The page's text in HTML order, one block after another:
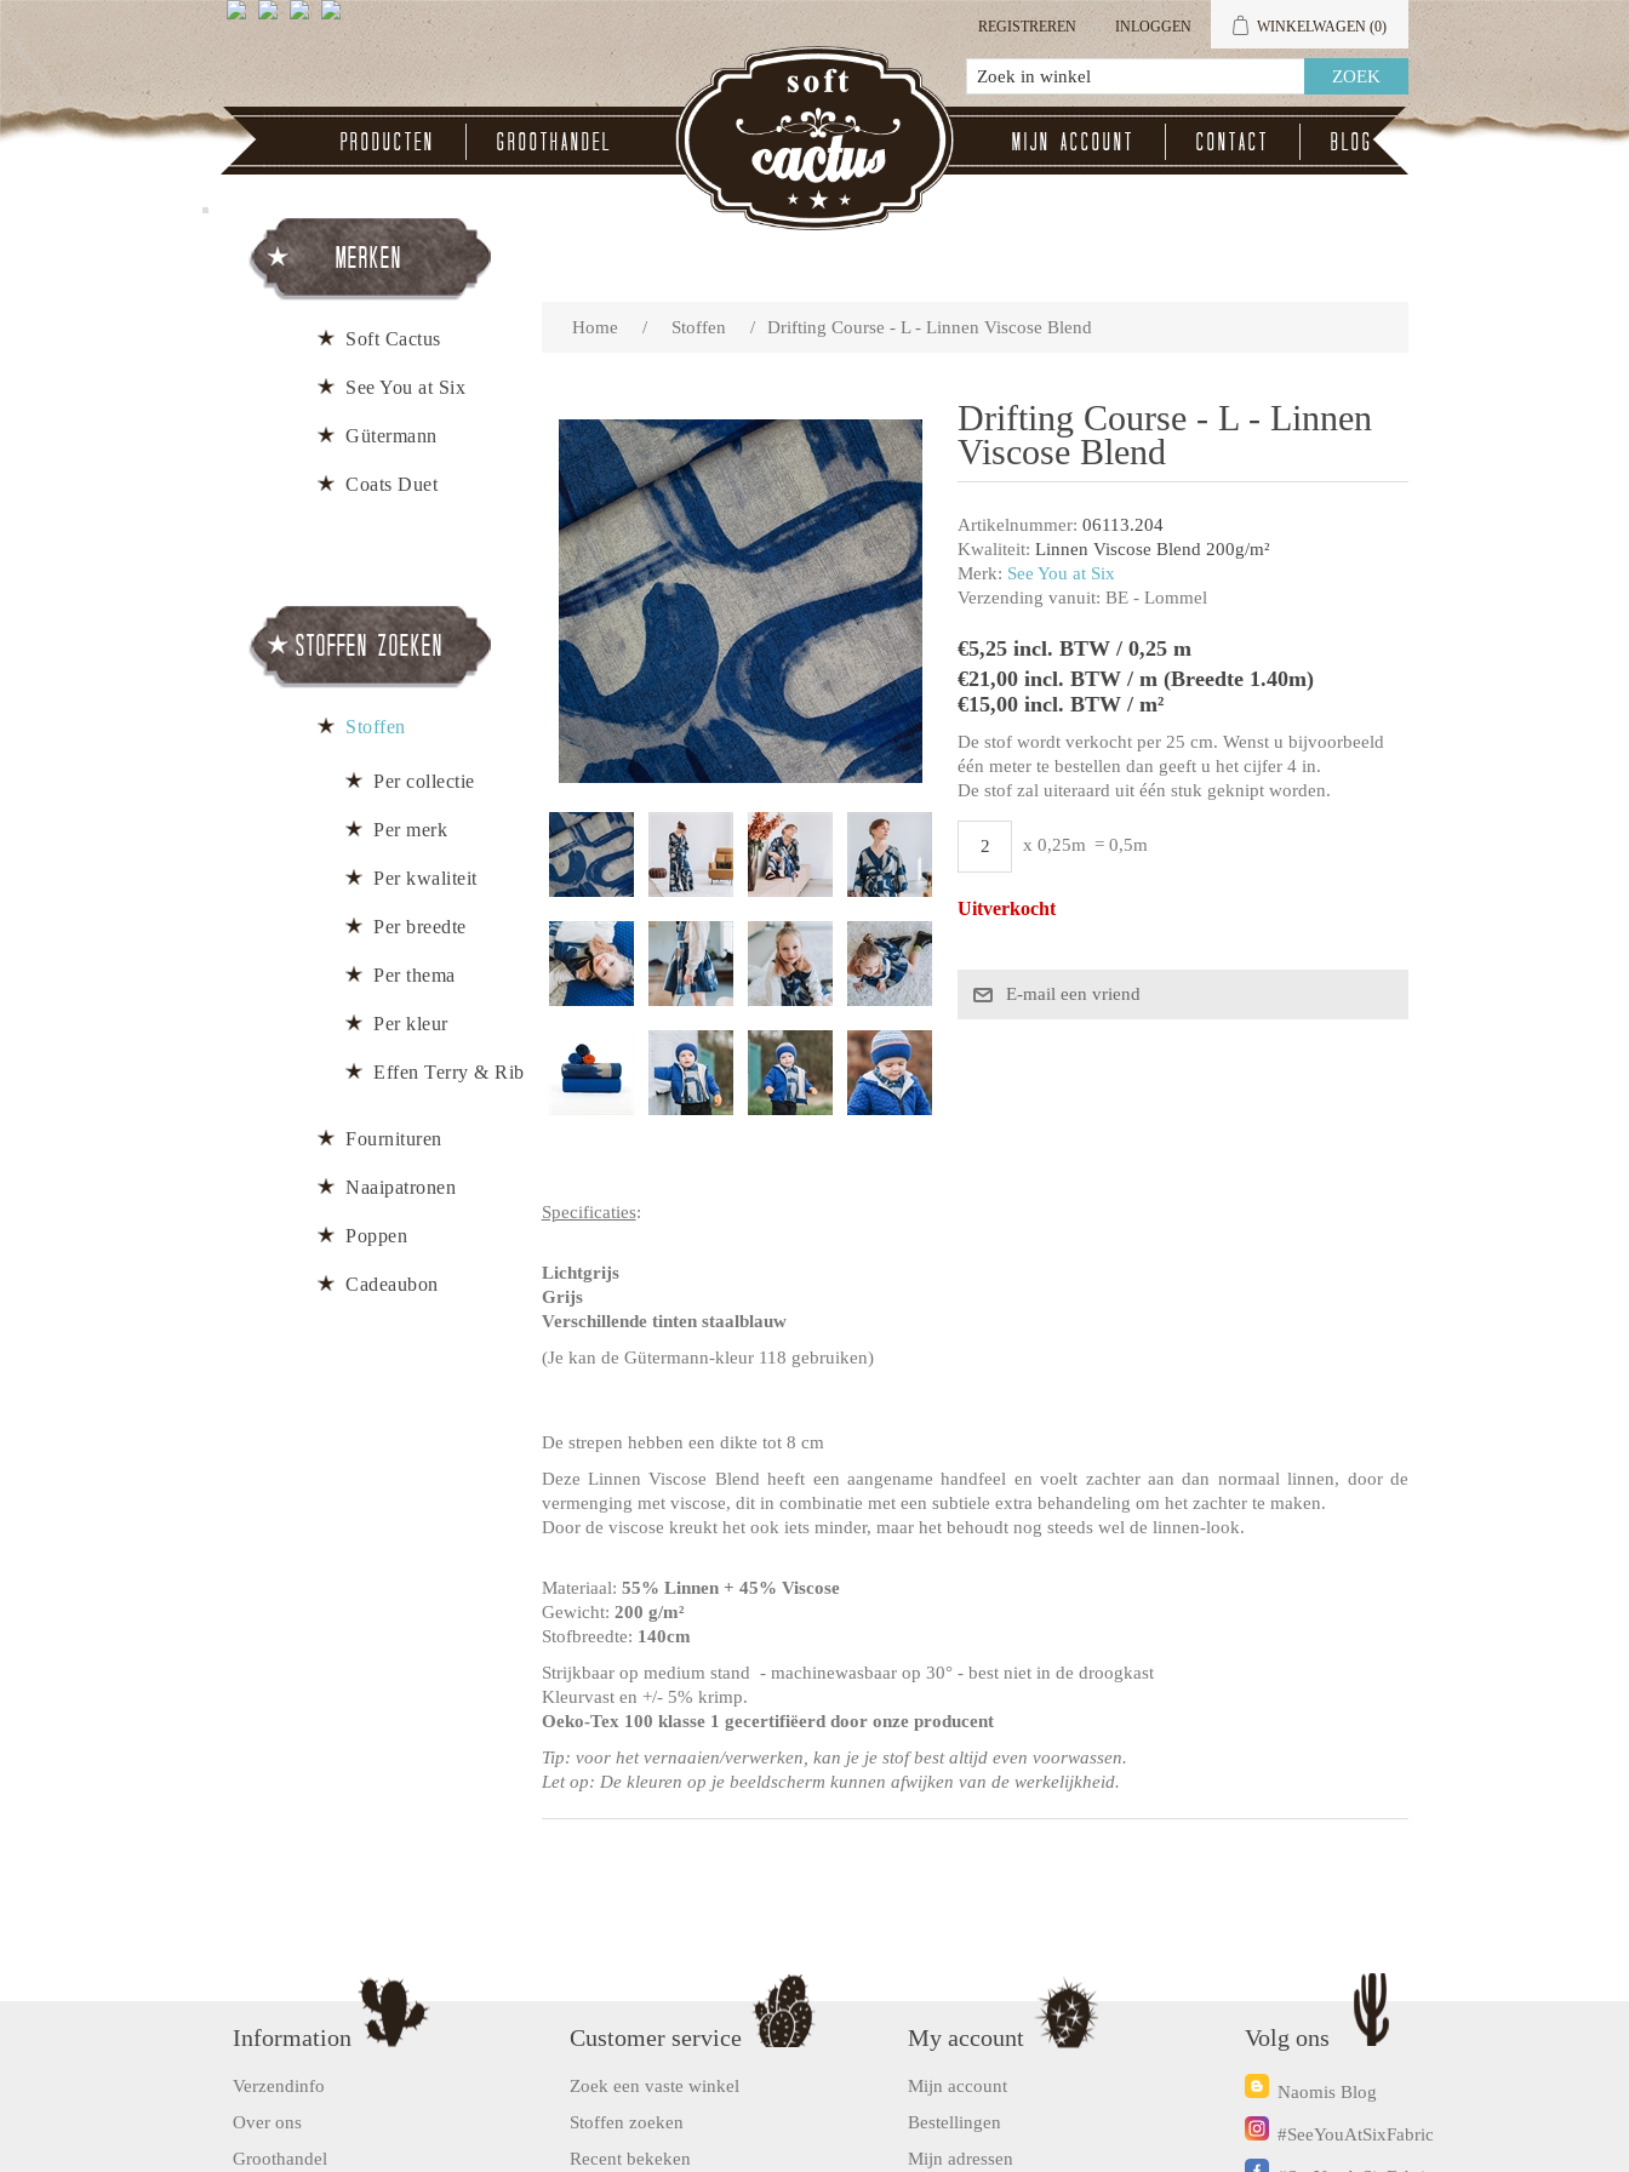
REGISTREREN INLOGGEN WINKELWAGEN (0)
Producten Groothandel Mijn account Contact Blog
Home / Stoffen / Drifting Course - L - Linnen Viscose Blend
Drifting Course - L - Linnen
Viscose Blend
Artikelnummer: 06113.204
Kwaliteit: Linnen Viscose Blend 200g/m²
Merk: See You at Six
Verzending vanuit: BE - Lommel
€5,25 incl. BTW / 0,25 m
€21,00 incl. BTW / m (Breedte 1.40m)
€15,00 incl. BTW / m²
De stof wordt verkocht per 25 cm. Wenst u bijvoorbeeld
één meter te bestellen dan geeft u het cijfer 4 in.
De stof zal uiteraard uit één stuk geknipt worden.
x 0,25m = 0,5m
Uitverkocht
Specificaties:
Lichtgrijs
Grijs
Verschillende tinten staalblauw
(Je kan de Gütermann-kleur 118 gebruiken)
De strepen hebben een dikte tot 8 cm
Deze Linnen Viscose Blend heeft een aangename handfeel en voelt zachter aan dan normaal linnen, door de
vermenging met viscose, dit in combinatie met een subtiele extra behandeling om het zachter te maken.
Door de viscose kreukt het ook iets minder, maar het behoudt nog steeds wel de linnen-look.
Materiaal: 55% Linnen + 45% Viscose
Gewicht: 200 g/m²
Stofbreedte: 140cm
Strijkbaar op medium stand - machinewasbaar op 30° - best niet in de droogkast
Kleurvast en +/- 5% krimp.
Oeko-Tex 100 klasse 1 gecertifiëerd door onze producent
Tip: voor het vernaaien/verwerken, kan je je stof best altijd even voorwassen.
Let op: De kleuren op je beeldscherm kunnen afwijken van de werkelijkheid.
Merken
Soft Cactus
See You at Six
Gütermann
Coats Duet
Stoffen zoeken
Stoffen
Per collectie
Per merk
Per kwaliteit
Per breedte
Per thema
Per kleur
Effen Terry & Rib
Fournituren
Naaipatronen
Poppen
Cadeaubon
Information
Verzendinfo
Over ons
Groothandel
Customer service
Zoek een vaste winkel
Stoffen zoeken
Recent bekeken
My account
Mijn account
Bestellingen
Mijn adressen
Volg ons
Naomis Blog
#SeeYouAtSixFabric